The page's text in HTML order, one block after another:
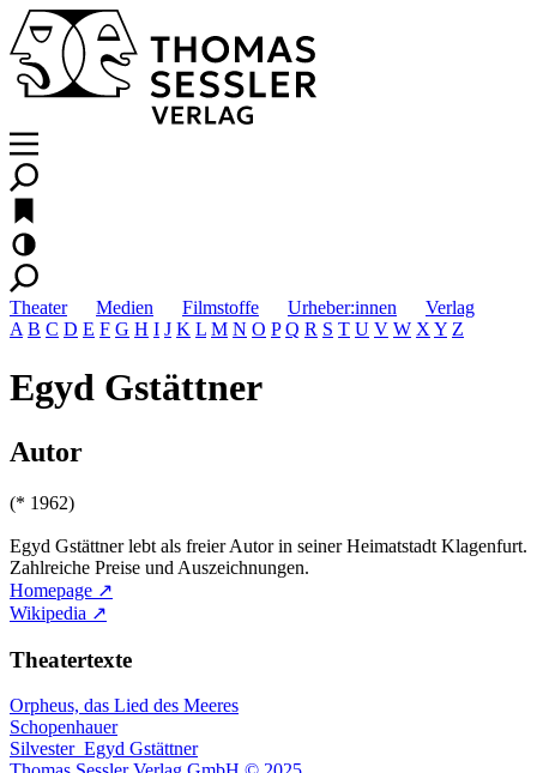
Theater Medien Filmstoffe Urheber:innen
Verlag
A B C D E F G H I J K L M N O P Q R S T U V W X Y Z
Egyd Gstättner
Autor
(* 1962)
Egyd Gstättner lebt als freier Autor in seiner Heimatstadt Klagenfurt.
Zahlreiche Preise und Auszeichnungen.
Homepage ↗
Wikipedia ↗
Theatertexte
Orpheus, das Lied des Meeres
Schopenhauer
Silvester Egyd Gstättner